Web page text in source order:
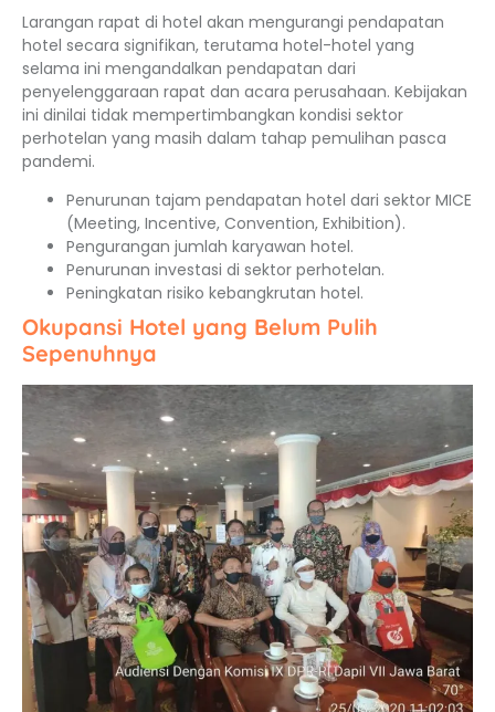
Larangan rapat di hotel akan mengurangi pendapatan
hotel secara signifikan, terutama hotel-hotel yang
selama ini mengandalkan pendapatan dari
penyelenggaraan rapat dan acara perusahaan. Kebijakan
ini dinilai tidak mempertimbangkan kondisi sektor
perhotelan yang masih dalam tahap pemulihan pasca
pandemi.
Penurunan tajam pendapatan hotel dari sektor MICE
(Meeting, Incentive, Convention, Exhibition).
Pengurangan jumlah karyawan hotel.
Penurunan investasi di sektor perhotelan.
Peningkatan risiko kebangkrutan hotel.
Okupansi Hotel yang Belum Pulih
Sepenuhnya